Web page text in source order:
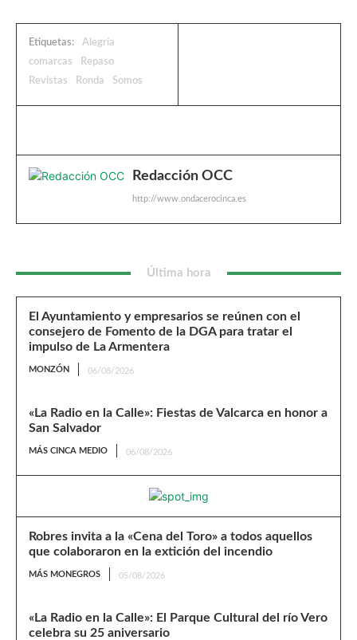
Etiquetas:
Alegría
comarcas
Repaso
Revistas
Ronda Somos
Redacción OCC
http://www.ondacerocinca.es
Última hora
El Ayuntamiento y empresarios se reúnen con el
consejero de Fomento de la DGA para tratar el
impulso de La Armentera
MONZÓN 06/08/2026
«La Radio en la Calle»: Fiestas de Valcarca en honor a
San Salvador
MÁS CINCA MEDIO 06/08/2026
Robres invita a la «Cena del Toro» a todos aquellos
que colaboraron en la extición del incendio
MÁS MONEGROS 05/08/2026
«La Radio en la Calle»: El Parque Cultural del río Vero
celebra su 25 aniversario